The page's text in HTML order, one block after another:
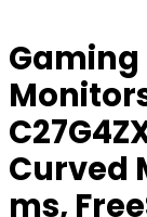
Gaming
Curved
ms,